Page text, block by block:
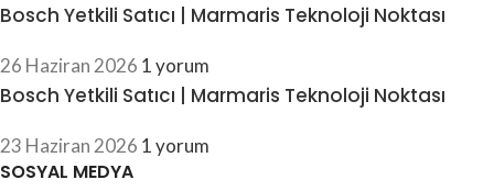
Bosch Yetkili Satıcı | Marmaris Teknoloji Noktası
26 Haziran 2026 1 yorum
Bosch Yetkili Satıcı | Marmaris Teknoloji Noktası
23 Haziran 2026 1 yorum
SOSYAL MEDYA